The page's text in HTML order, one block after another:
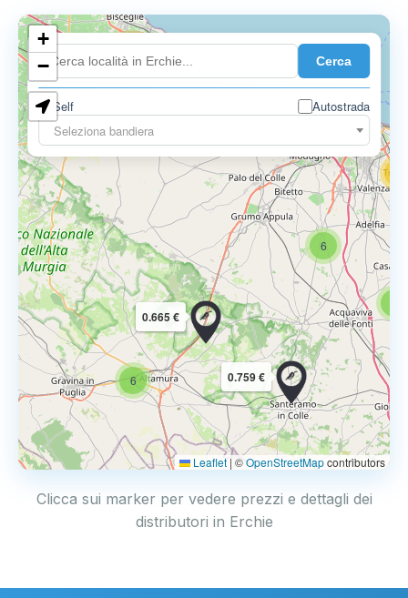
Cerca
Self
Autostrada
Seleziona bandiera
4
6
6
0.759 €
0.665 €
+
−
Leaflet | ©OpenStreetMapcontributors
Clicca sui marker per vedere prezzi e dettagli dei
distributori in Erchie